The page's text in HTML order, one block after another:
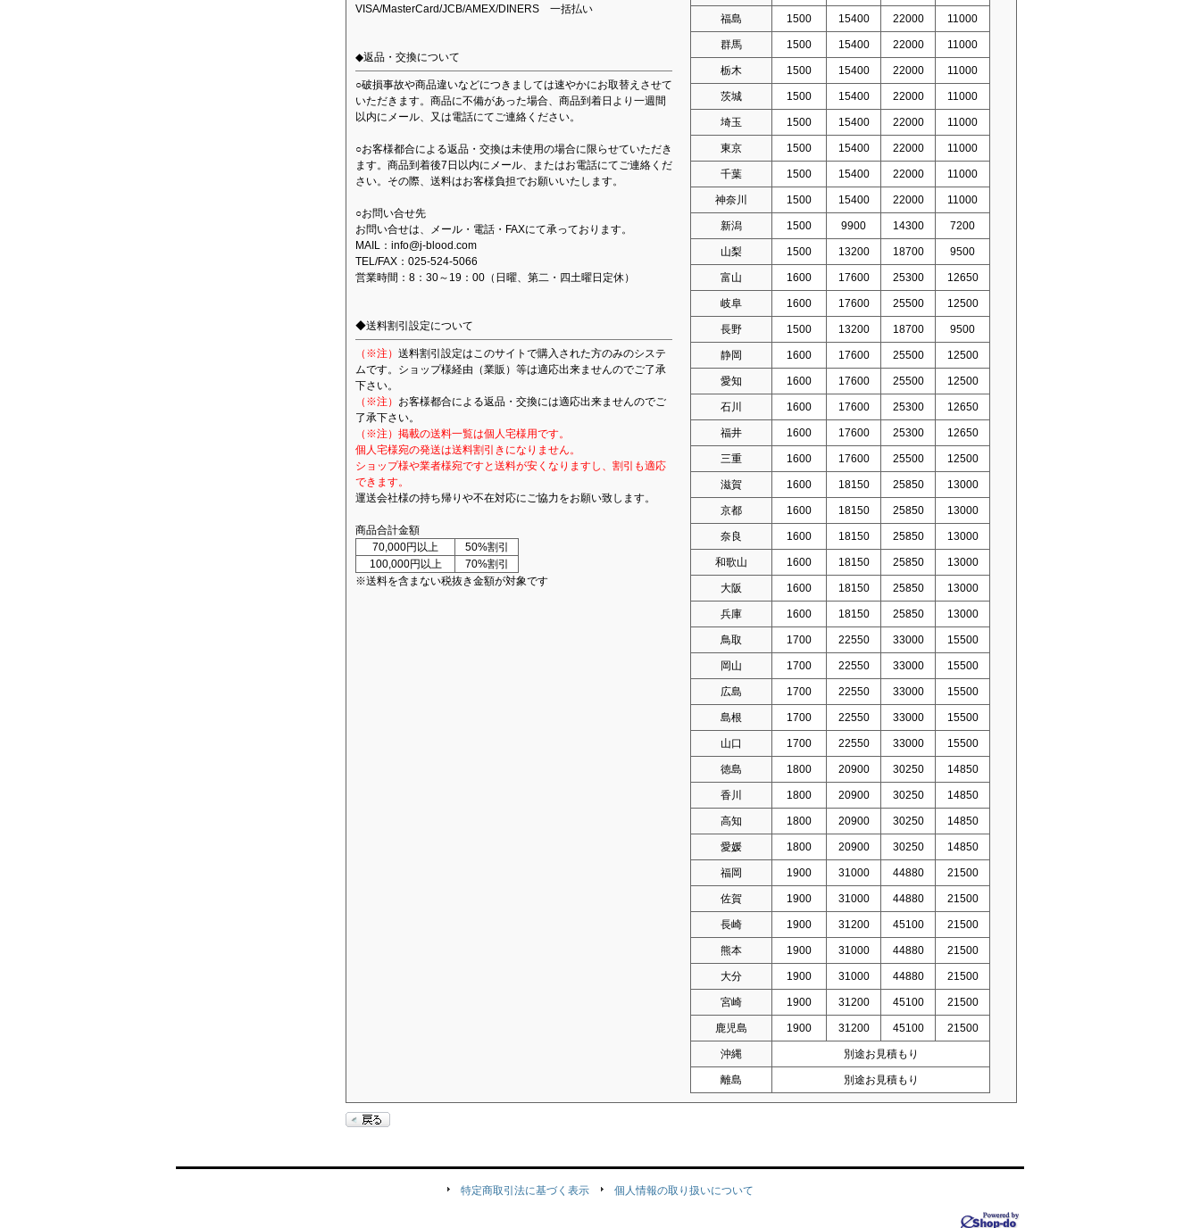
VISA/MasterCard/JCB/AMEX/DINERS 一括払い
◆返品・交換について
○破損事故や商品違いなどにつきましては速やかにお取替えさせて
いただきます。商品に不備があった場合、商品到着日より一週間
以内にメール、又は電話にてご連絡ください。
○お客様都合による返品・交換は未使用の場合に限らせていただき
ます。商品到着後7日以内にメール、またはお電話にてご連絡くだ
さい。その際、送料はお客様負担でお願いいたします。
○お問い合せ先
お問い合せは、メール・電話・FAXにて承っております。
MAIL：info@j-blood.com
TEL/FAX：025-524-5066
営業時間：8：30～19：00（日曜、第二・四土曜日定休）
◆送料割引設定について
（※注） 送料割引設定はこのサイトで購入された方のみのシステ
ムです。ショップ様経由（業販）等は適応出来ませんのでご了承
下さい。
（※注） お客様都合による返品・交換には適応出来ませんのでご
了承下さい。
（※注）掲載の送料一覧は個人宅様用です。
個人宅様宛の発送は送料割引きになりません。
ショップ様や業者様宛ですと送料が安くなりますし、割引も適応
できます。
運送会社様の持ち帰りや不在対応にご協力をお願い致します。
商品合計金額
70,000円以上
50%割引
100,000円以上
70%割引
※送料を含まない税抜き金額が対象です
福島 1500 15400 22000 11000
群馬 1500 15400 22000 11000
栃木 1500 15400 22000 11000
茨城 1500 15400 22000 11000
埼玉 1500 15400 22000 11000
東京 1500 15400 22000 11000
千葉 1500 15400 22000 11000
神奈川 1500 15400 22000 11000
新潟 1500 9900 14300 7200
山梨 1500 13200 18700 9500
富山 1600 17600 25300 12650
岐阜 1600 17600 25500 12500
長野 1500 13200 18700 9500
静岡 1600 17600 25500 12500
愛知 1600 17600 25500 12500
石川 1600 17600 25300 12650
福井 1600 17600 25300 12650
三重 1600 17600 25500 12500
滋賀 1600 18150 25850 13000
京都 1600 18150 25850 13000
奈良 1600 18150 25850 13000
和歌山 1600 18150 25850 13000
大阪 1600 18150 25850 13000
兵庫 1600 18150 25850 13000
鳥取 1700 22550 33000 15500
岡山 1700 22550 33000 15500
広島 1700 22550 33000 15500
島根 1700 22550 33000 15500
山口 1700 22550 33000 15500
徳島 1800 20900 30250 14850
香川 1800 20900 30250 14850
高知 1800 20900 30250 14850
愛媛 1800 20900 30250 14850
福岡 1900 31000 44880 21500
佐賀 1900 31000 44880 21500
長崎 1900 31200 45100 21500
熊本 1900 31000 44880 21500
大分 1900 31000 44880 21500
宮崎 1900 31200 45100 21500
鹿児島 1900 31200 45100 21500
沖縄 別途お見積もり
離島 別途お見積もり
特定商取引法に基づく表示 個人情報の取り扱いについて